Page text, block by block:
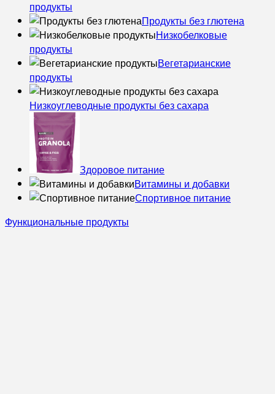
продукты
Продукты без глютена
Низкобелковые
продукты
Вегетарианские
продукты
Низкоуглеводные продукты без сахара
Здоровое питание
Витамины и добавки
Спортивное питание
Функциональные продукты